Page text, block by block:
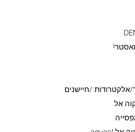
/חיישנים